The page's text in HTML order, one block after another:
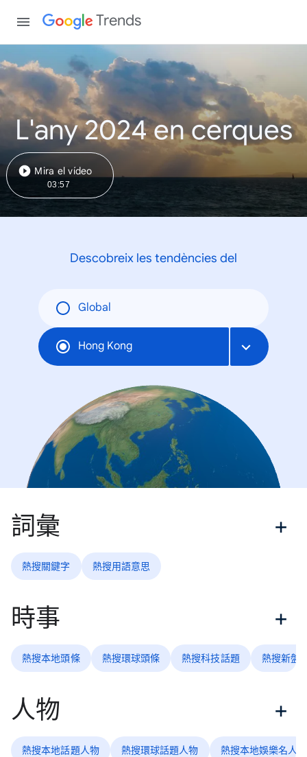
Trends
L'any 2024 en cerques
Mira el vídeo
03:57
Descobreix les tendències del
Global
Hong Kong
詞彙
熱搜關鍵字 熱搜用語意思
時事
熱搜本地頭條 熱搜環球頭條 熱搜科技話題 熱搜新盤
人物
熱搜本地話題人物 熱搜環球話題人物 熱搜本地娛樂名人